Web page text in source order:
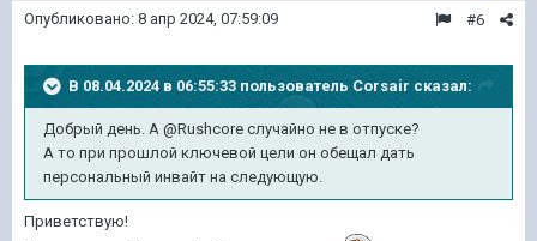
#6
Опубликовано: 8 апр 2024, 07:59:09
В 08.04.2024 в 06:55:33 пользователь Corsair сказал:
Добрый день. А @Rushcore случайно не в отпуске?
А то при прошлой ключевой цели он обещал дать
персональный инвайт на следующую.
Приветствую!